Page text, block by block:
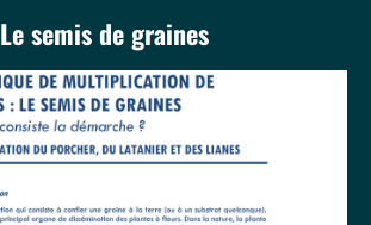
Le semis de graines